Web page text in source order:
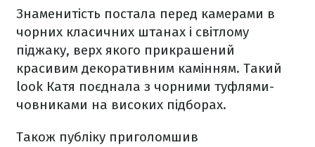
Знаменитість постала перед камерами в
чорних класичних штанах і світлому
піджаку, верх якого прикрашений
красивим декоративним камінням. Такий
look Катя поєднала з чорними туфлями-
човниками на високих підборах.
Також публіку приголомшив